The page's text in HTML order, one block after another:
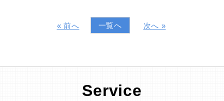
« 前へ 一覧へ 次へ »
Service